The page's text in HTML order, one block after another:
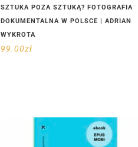
SZTUKA POZA SZTUKĄ? FOTOGRAFIA
DOKUMENTALNA W POLSCE | ADRIAN
WYKROTA
99.00zł